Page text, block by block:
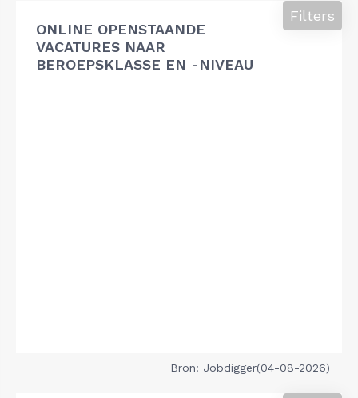
ONLINE OPENSTAANDE
VACATURES NAAR
BEROEPSKLASSE EN -NIVEAU
Filters
Bron: Jobdigger(04-08-2026)